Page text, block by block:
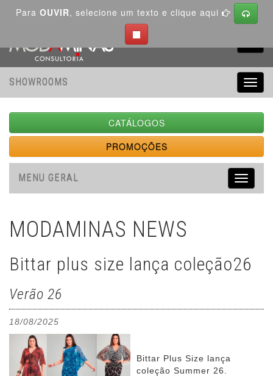
Para OUVIR, selecione um texto e clique aqui
SHOWROOMS
CATÁLOGOS
PROMOÇÕES
Toggle
MENU GERAL
MODAMINAS NEWS
Bittar plus size lança coleção26
Verão 26
18/08/2025
Bittar Plus Size lança
coleção Summer 26.